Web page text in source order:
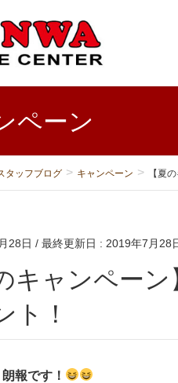
ペーン
タッフブログ キャンペーン 【夏
28日 / 最終更新日 : 2019年7月28
ト！
報です！